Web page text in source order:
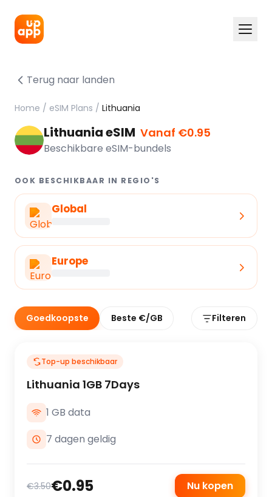
Terug naar landen
Home / eSIM Plans / Lithuania
Lithuania eSIM Vanaf €0.95
Beschikbare eSIM-bundels
OOK BESCHIKBAAR IN REGIO'S
Global
Europe
Goedkoopste Beste €/GB Filteren
Top-up beschikbaar
Lithuania 1GB 7Days
1 GB data
7 dagen geldig
€3.50€0.95 Nu kopen